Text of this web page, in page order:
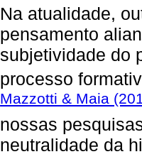
Na atualidade,
pensamento
subjetividade do
processo
Mazzotti & Maia
nossas
neutralidade da